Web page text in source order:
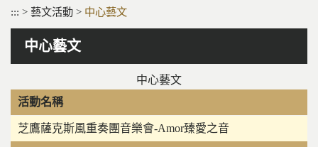
::: > 藝文活動 > 中心藝文
中心藝文
中心藝文
活動名稱
芝鷹薩克斯風重奏團音樂會-Amor臻愛之音